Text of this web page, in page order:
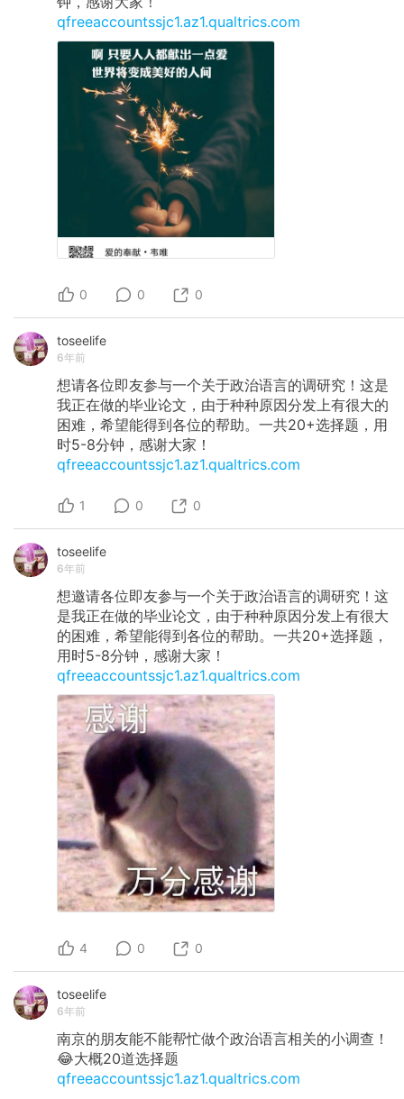
qfreeaccountssjc1.az1.qualtrics.com
0 0 0
toseelife
6年前
想请各位即友参与一个关于政治语言的调研究！这是
我正在做的毕业论文，由于种种原因分发上有很大的
困难，希望能得到各位的帮助。一共20+选择题，用
时5-8分钟，感谢大家！
qfreeaccountssjc1.az1.qualtrics.com
1 0 0
toseelife
6年前
想邀请各位即友参与一个关于政治语言的调研究！这
是我正在做的毕业论文，由于种种原因分发上有很大
的困难，希望能得到各位的帮助。一共20+选择题，
用时5-8分钟，感谢大家！
qfreeaccountssjc1.az1.qualtrics.com
4 0 0
toseelife
6年前
南京的朋友能不能帮忙做个政治语言相关的小调查！
😂大概20道选择题
qfreeaccountssjc1.az1.qualtrics.com